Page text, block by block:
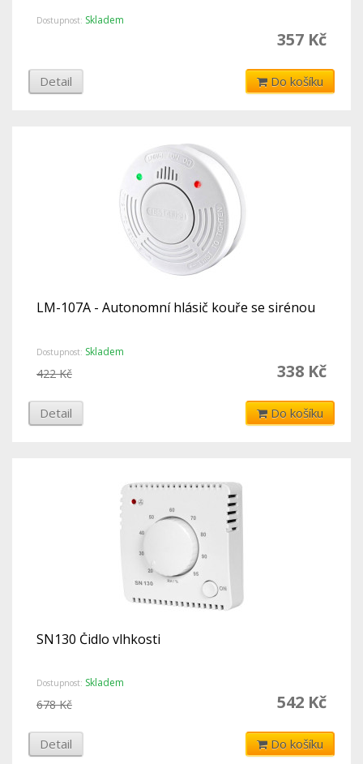
Dostupnost: Skladem
357 Kč
Detail Do košíku
LM-107A - Autonomní hlásič kouře se sirénou
Dostupnost: Skladem
338 Kč
422 Kč
Detail Do košíku
SN130 Čidlo vlhkosti
Dostupnost: Skladem
542 Kč
678 Kč
Detail Do košíku